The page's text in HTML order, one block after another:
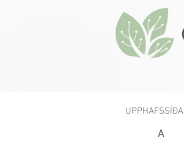
UPPHAFSSÍÐA
A